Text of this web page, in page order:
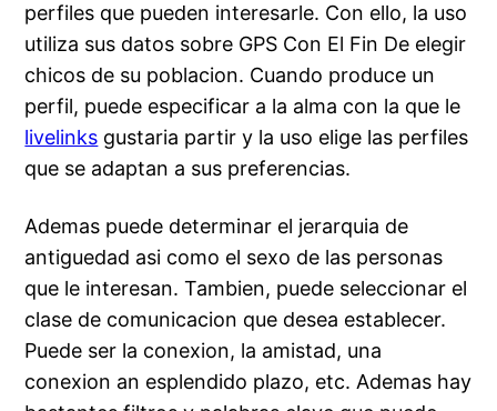
perfiles que pueden interesarle. Con ello, la uso
utiliza sus datos sobre GPS Con El Fin De elegir
chicos de su poblacion. Cuando produce un
perfil, puede especificar a la alma con la que le
livelinks gustaria partir y la uso elige las perfiles
que se adaptan a sus preferencias.
Ademas puede determinar el jerarqui­a de
antiguedad asi­ como el sexo de las personas
que le interesan. Tambien, puede seleccionar el
clase de comunicacion que desea establecer.
Puede ser la conexion, la amistad, una
conexion an esplendido plazo, etc. Ademas hay